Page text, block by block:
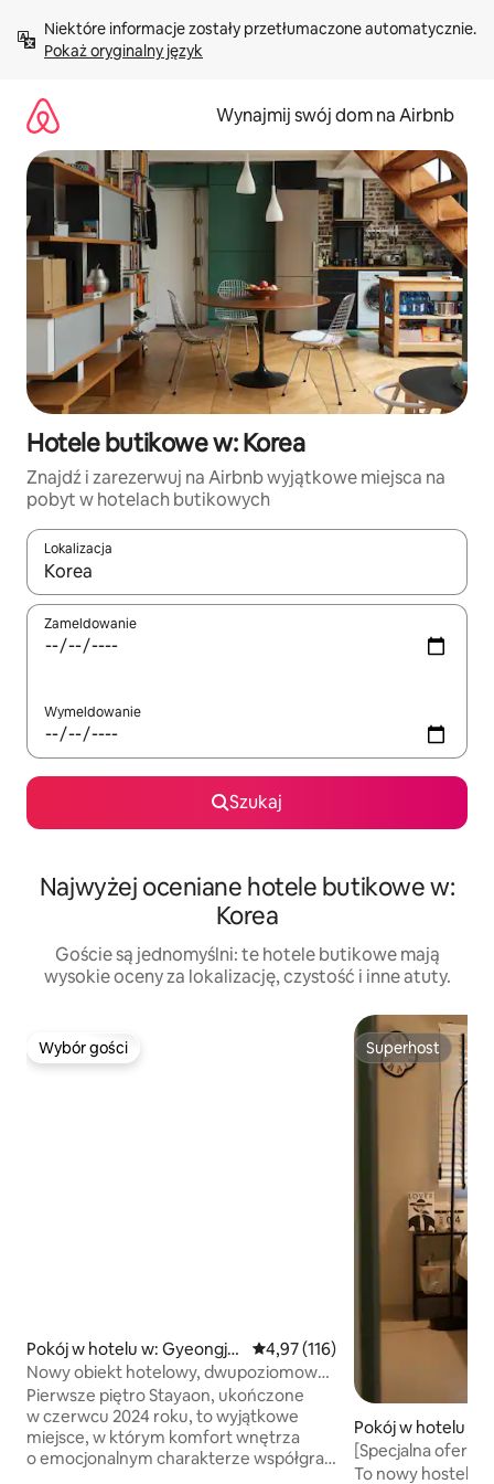
treści Pokaż oryginalny język
Wynajmij swój dom na Airbnb
Hotele butikowe w: Korea
Znajdź i zarezerwuj na Airbnb wyjątkowe miejsca na
pobyt w hotelach butikowych
Lokalizacja
Gdy wyniki będą dostępne, możesz poruszać się po nich za
Zameldowanie
Wymeldowanie
Szukaj
Najwyżej oceniane hotele butikowe w:
Korea
Goście są jednomyślni: te hotele butikowe mają
wysokie oceny za lokalizację, czystość i inne atuty.
Wybór gości
Wybór gości
Pokój w hotelu w: Gyeongju-
si
Średnia ocena: 4,97 na 5, liczba
4,97 (116)
Nowy obiekt hotelowy, dwupoziomowy
apartament, kąpiel stópGrill na dachu. W
odległości spaceru od Hwangnidan-gil.
Śniadanie wliczone w cenę. Najlepsza
lokalizacja w centrum miasta. Prywatny
Pierwsze piętro Stayaon, ukończone
w czerwcu 2024 roku, to wyjątkowe
miejsce, w którym komfort wnętrza
o emocjonalnym charakterze współgra
Superhost
Superhost
Pokój w hotelu w:
[Specjalna
zakwaterowanie
To nowy hostel,